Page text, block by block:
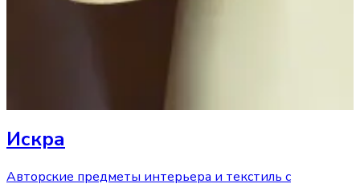
Искра
Авторские предметы интерьера и текстиль с